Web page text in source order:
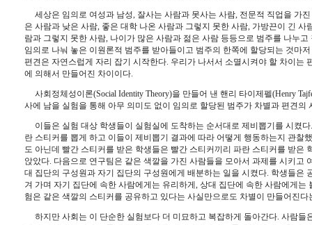
세상은 임의로 여성과 남성 잘사는 사람과 못사는 사람 전문적 직업을 가
은 사람과 낮은 사람 좋은 대학 나온 사람과 그렇지 못한 사람 가방끈이 긴 사
람과 그렇지 못한 사람 나이가 많은 사람과 젊은 사람 등등으로 범주를 나누고
임의로 나눠 놓은 이원론적 범주를 받아들이고 범주의 한쪽에 할당되는 것마
편견은 자연스럽게 자리 잡기 시작한다 우리가 나서서 소멸시켜야 할 차이는
에 의해서 만들어진 차이이다
사회정체성이론(Social Identity Theory)을 만들어 낸 핸리 타이제펠(Henry
사에 남을 실험을 통해 아무 의미도 없이 임의로 할당된 범주가 차별과 편견의
이들은 실험 대상 학생들이 실험실에 도착하는 순서대로 제비뽑기를 시켰다
란 스티커를 뽑게 하고 이들이 제비뽑기 결과에 따라 어떻게 행동하는지 관찰
도 아닌데 빨간 스티커를 받은 학생들은 빨간 스티커끼리 파란 스티커를 받은
앉았다 다음으로 연구팀은 같은 색깔을 가진 사람들을 모아서 과제를 시키고
대 집단의 구성원과 자기 집단의 구성원에게 배분하는 일을 시켰다 학생들은
겨 가며 자기 집단에 속한 사람에게는 유리하게 상대 집단에 속한 사람에게는
험은 같은 색깔의 스티커를 공유하고 있다는 사실만으로도 차별이 만들어진
하지만 사회는 이 단순한 실험보다 더 미묘하고 복잡하게 돌아간다 사람들